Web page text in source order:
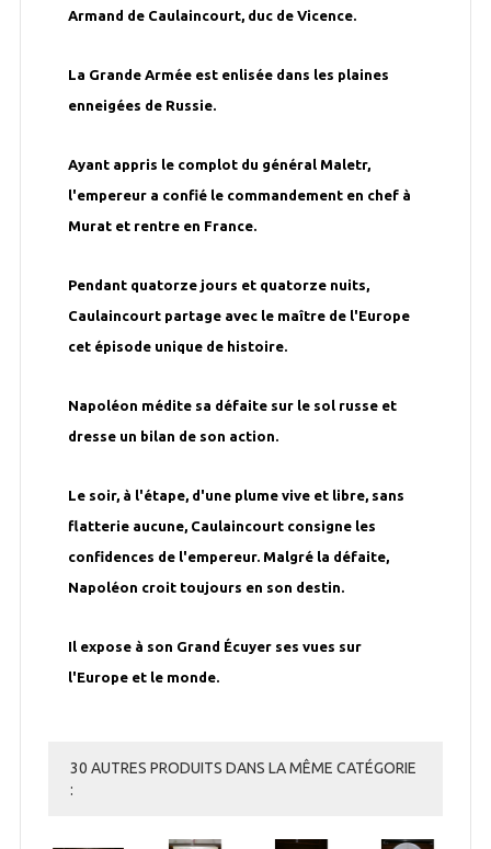
Armand de Caulaincourt, duc de Vicence.
La Grande Armée est enlisée dans les plaines
enneigées de Russie.
Ayant appris le complot du général Maletr,
l'empereur a confié le commandement en chef à
Murat et rentre en France.
Pendant quatorze jours et quatorze nuits,
Caulaincourt partage avec le maître de l'Europe
cet épisode unique de histoire.
Napoléon médite sa défaite sur le sol russe et
dresse un bilan de son action.
Le soir, à l'étape, d'une plume vive et libre, sans
flatterie aucune, Caulaincourt consigne les
confidences de l'empereur. Malgré la défaite,
Napoléon croit toujours en son destin.
Il expose à son Grand Écuyer ses vues sur
l'Europe et le monde.
30 AUTRES PRODUITS DANS LA MÊME CATÉGORIE
: